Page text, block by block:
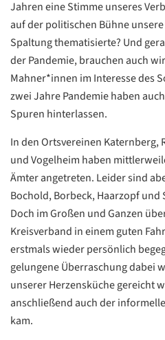
Jahren eine Stimme unseres
auf der politischen Bühne
Spaltung thematisierte? Und
der Pandemie, brauchen auch
Mahner*innen im Interesse des
zwei Jahre Pandemie haben
Spuren hinterlassen.
In den Ortsvereinen
und Vogelheim haben
Ämter angetreten. Leider sind
Bochold, Borbeck, Haarzopf und
Doch im Großen und Ganzen
Kreisverband in einem guten
erstmals wieder persönlich
gelungene Überraschung dabei
unserer Herzensküche gereicht
anschließend auch der
kam.
Datenschutzerklärung